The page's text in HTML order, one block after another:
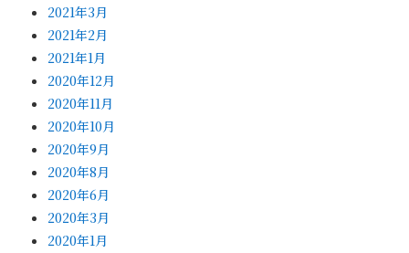
2021年3月
2021年2月
2021年1月
2020年12月
2020年11月
2020年10月
2020年9月
2020年8月
2020年6月
2020年3月
2020年1月